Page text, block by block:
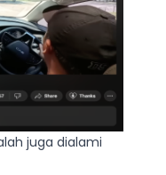
juga dialami